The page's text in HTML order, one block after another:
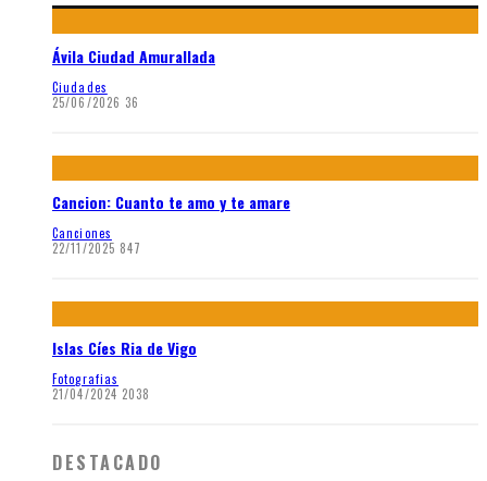
Ávila Ciudad Amurallada
Ciudades
25/06/2026 36
Cancion: Cuanto te amo y te amare
Canciones
22/11/2025 847
Islas Cíes Ria de Vigo
Fotografias
21/04/2024 2038
DESTACADO